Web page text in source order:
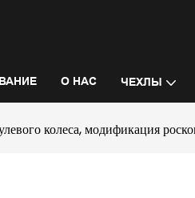
О НАС ЧЕХЛЫ
колеса, модификация